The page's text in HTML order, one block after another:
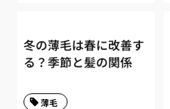
冬の薄毛は春に改善す
る？季節と髪の関係
薄毛